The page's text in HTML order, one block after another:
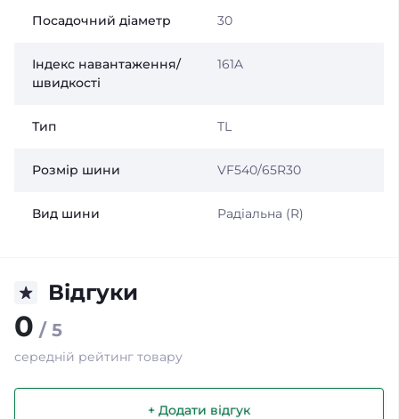
Посадочний діаметр 30
Індекс навантаження/
швидкості
161A
Тип TL
Розмір шини VF540/65R30
Вид шини Радіальна (R)
Відгуки
0 / 5
середній рейтинг товару
+ Додати відгук